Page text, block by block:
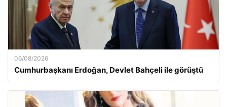
06/08/2026
Cumhurbaşkanı Erdoğan, Devlet Bahçeli ile görüştü